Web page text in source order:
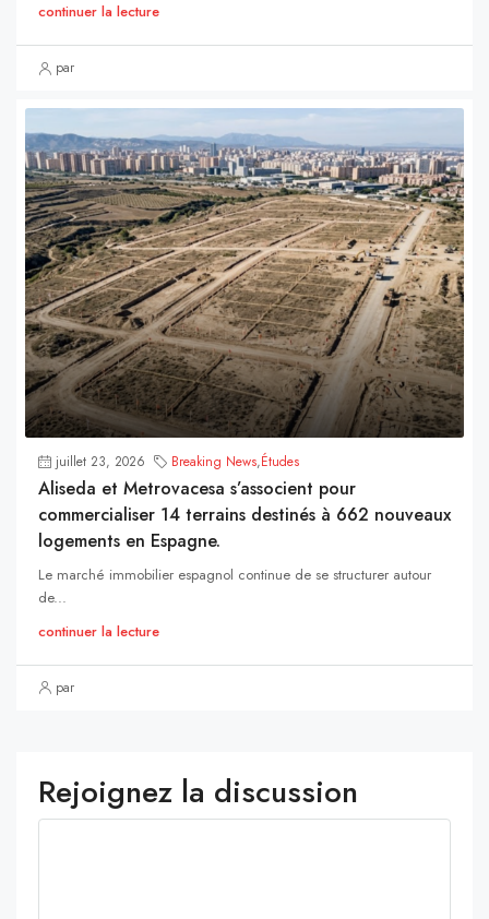
continuer la lecture
par
juillet 23, 2026 Breaking News,Études
Aliseda et Metrovacesa s’associent pour
commercialiser 14 terrains destinés à 662 nouveaux
logements en Espagne.
Le marché immobilier espagnol continue de se structurer autour
de...
continuer la lecture
par
Rejoignez la discussion